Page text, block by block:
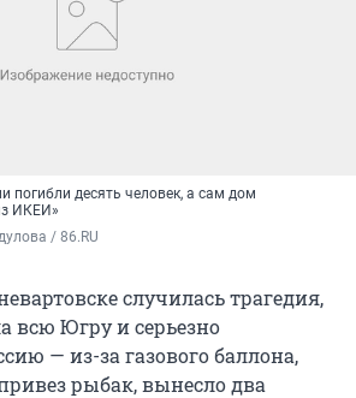
погибли десять человек, а сам дом
ИКЕИ»
/ 86.RU
случилась трагедия,
всю Югру и серьезно
— из-за газового баллона,
рыбак, вынесло два